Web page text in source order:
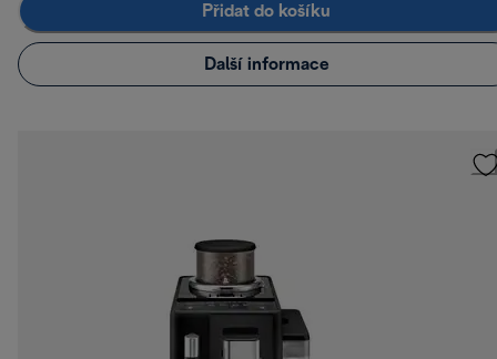
Přidat do košíku
Další informace